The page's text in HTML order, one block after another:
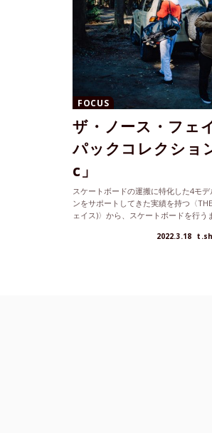
FOCUS
ザ・ノース・フェ
パックコレクショ
c」
スケートボードの運搬に特化した4モ
ンをサポートしてきた実績を持つ〈
ェイス)〉から、スケートボードを行う
2022.3.18